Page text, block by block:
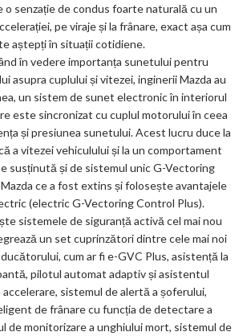
o senzație de condus foarte naturală cu un
pe viraje și la frânare, exact așa cum
aștepți în situații cotidiene.
în vedere importanța sunetului pentru
asupra cuplului și vitezei, inginerii Mazda au
un sistem de sunet electronic în interiorul
este sincronizat cu cuplul motorului în ceea
și presiunea sunetului. Acest lucru duce la
a vitezei vehiculului și la un comportament
susținută și de sistemul unic G-Vectoring
ce a fost extins și folosește avantajele
(electric G-Vectoring Control Plus).
sistemele de siguranță activă cel mai nou
un set cuprinzători dintre cele mai noi
cum ar fi e-GVC Plus, asistență la
pilotul automat adaptiv și asistentul
sistemul de alertă a șoferului,
de frânare cu funcția de detectare a
de monitorizare a unghiului mort, sistemul de